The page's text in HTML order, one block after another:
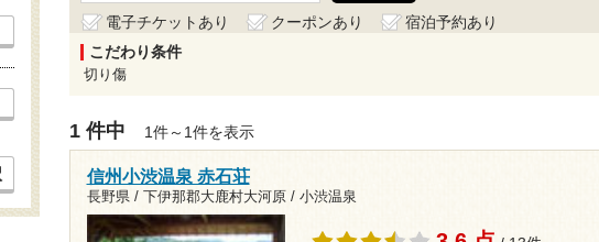
電子チケットあり クーポンあり
宿泊予約あり
こだわり条件
切り傷
1 件中 1件～1件を表示
信州小渋温泉 赤石荘
長野県 / 下伊那郡大鹿村大河原 / 小渋温泉